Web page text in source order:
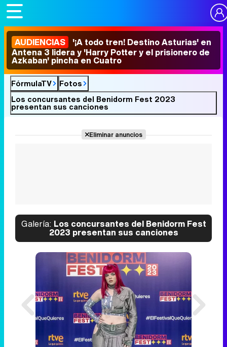
AUDIENCIAS '¡A todo tren! Destino Asturias' en
Antena 3 lidera y 'Harry Potter y el prisionero de
Azkaban' pincha en Cuatro
FórmulaTV
Fotos
Los concursantes del Benidorm Fest 2023
presentan sus canciones
Eliminar anuncios
Galería: Los concursantes del Benidorm Fest
2023 presentan sus canciones